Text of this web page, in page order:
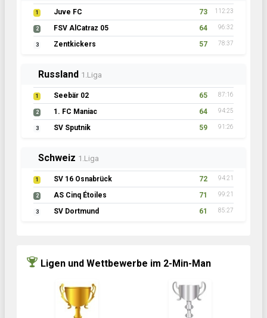
1 Juve FC 73 112:23
2 FSV AlCatraz 05 64 96:32
3 Zentkickers 57 78:37
Russland 1.Liga
1 Seebär 02 65 87:16
2 1. FC Maniac 64 94:25
3 SV Sputnik 59 91:26
Schweiz 1.Liga
1 SV 16 Osnabrück 72 94:21
2 AS Cinq Étoiles 71 99:21
3 SV Dortmund 61 85:27
Ligen und Wettbewerbe im 2-Min-Man